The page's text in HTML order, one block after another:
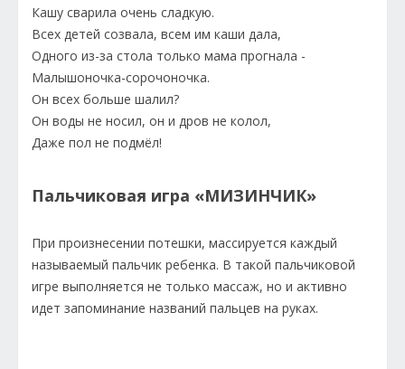
Кашу сварила очень сладкую.
Всех детей созвала, всем им каши дала,
Одного из-за стола только мама прогнала -
Малышоночка-сорочоночка.
Он всех больше шалил?
Он воды не носил, он и дров не колол,
Даже пол не подмёл!
Пальчиковая игра «МИЗИНЧИК»
При произнесении потешки, массируется каждый
называемый пальчик ребенка. В такой пальчиковой
игре выполняется не только массаж, но и активно
идет запоминание названий пальцев на руках.